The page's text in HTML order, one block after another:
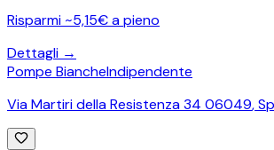
Risparmi ~5,15€ a pieno
Dettagli →
Pompe BiancheIndipendente
Via Martiri della Resistenza 34 06049,